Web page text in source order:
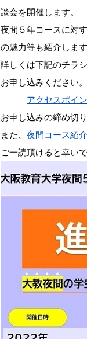
談会を開催します。
夜間５年コースに対
の魅力等も紹介します
詳しくは下記のチラ
お申し込みください。
アクセスポイ
お申し込みの締め切
また、 夜間コース紹
ご一読頂けると幸い